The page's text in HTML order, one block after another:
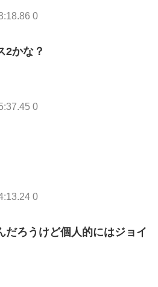
0
2かな？
0
0
ろうけど個人的にはジョイ